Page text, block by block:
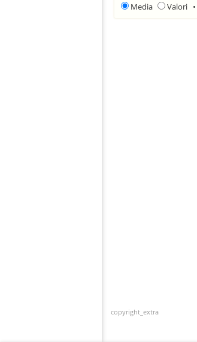
Media Valori •
copyright_extra